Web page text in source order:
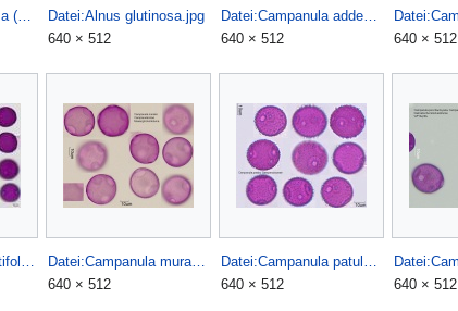
Datei:Alnus glutinosa (1).jpg
Datei:Alnus glutinosa.jpg
640 × 512
Datei:Campanula addenda.jpg
640 × 512
640 × 512
640 × 512
640 × 512
640 × 512